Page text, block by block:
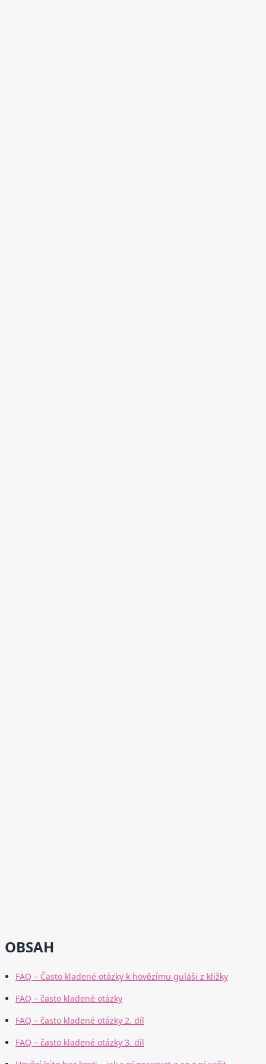
OBSAH
FAQ – Často kladené otázky k hovězímu guláši z kližky
FAQ – často kladené otázky
FAQ – často kladené otázky 2. díl
FAQ – často kladené otázky 3. díl